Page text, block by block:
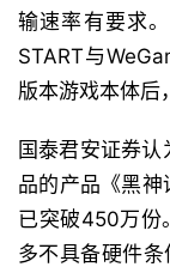
输速率有要求
START与
版本游戏本体后
国泰君安证券
品的产品《黑
已突破450万份
多不具备硬件